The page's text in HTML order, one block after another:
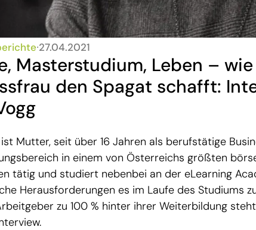
∙27.04.2021
Masterstudium, Leben –
den Spagat schafft:
ist Mutter, seit über 16 Jahren als berufstätige
in einem von Österreichs größten
tätig und studiert nebenbei an der eLearning
Herausforderungen es im Laufe des Studiums
zu 100 % hinter ihrer Weiterbildung